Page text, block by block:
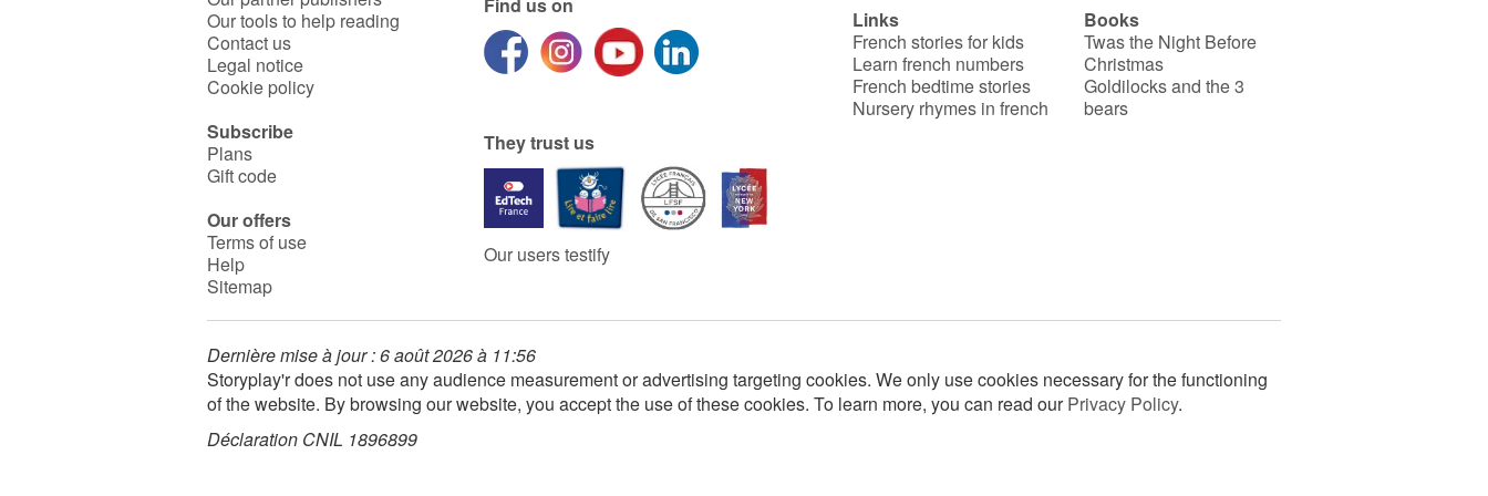
Our tools to help reading
Contact us
Legal notice
Cookie policy
Subscribe
Plans
Gift code
Our offers
Terms of use
Help
Sitemap
Find us on
They trust us
Our users testify
Links
French stories for kids
Learn french numbers
French bedtime stories
Nursery rhymes in french
Books
Twas the Night Before
Christmas
Goldilocks and the 3
bears
Dernière mise à jour : 6 août 2026 à 11:56
Storyplay'r does not use any audience measurement or advertising targeting cookies. We only use cookies necessary for the functioning
of the website. By browsing our website, you accept the use of these cookies. To learn more, you can read ourPrivacy Policy.
Déclaration CNIL 1896899